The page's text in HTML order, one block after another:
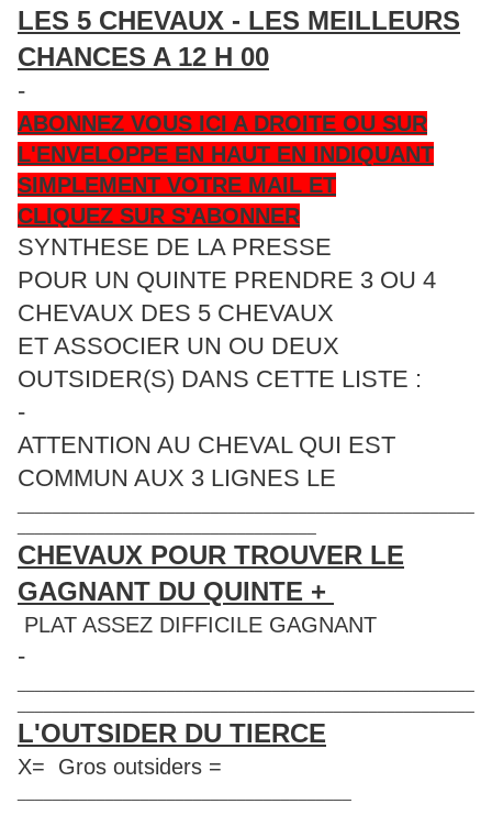
LES 5 CHEVAUX - LES MEILLEURS
CHANCES A 12 H 00
-
ABONNEZ VOUS ICI A DROITE OU SUR
L'ENVELOPPE EN HAUT EN INDIQUANT
SIMPLEMENT VOTRE MAIL ET
CLIQUEZ SUR S'ABONNER
SYNTHESE DE LA PRESSE
POUR UN QUINTE PRENDRE 3 OU 4
CHEVAUX DES 5 CHEVAUX
ET ASSOCIER UN OU DEUX
OUTSIDER(S) DANS CETTE LISTE :
-
ATTENTION AU CHEVAL QUI EST
COMMUN AUX 3 LIGNES LE
CHEVAUX POUR TROUVER LE
GAGNANT DU QUINTE +
PLAT ASSEZ DIFFICILE GAGNANT
-
L'OUTSIDER DU TIERCE
X= Gros outsiders =